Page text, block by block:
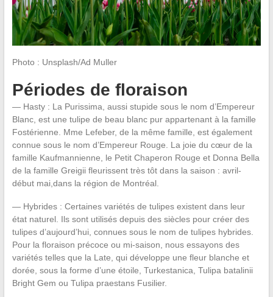
Photo : Unsplash/Ad Muller
Périodes de floraison
— Hasty : La Purissima, aussi stupide sous le nom d’Empereur
Blanc, est une tulipe de beau blanc pur appartenant à la famille
Fostérienne. Mme Lefeber, de la même famille, est également
connue sous le nom d’Empereur Rouge. La joie du cœur de la
famille Kaufmannienne, le Petit Chaperon Rouge et Donna Bella
de la famille Greigii fleurissent très tôt dans la saison : avril-
début mai,dans la région de Montréal.
— Hybrides : Certaines variétés de tulipes existent dans leur
état naturel. Ils sont utilisés depuis des siècles pour créer des
tulipes d’aujourd’hui, connues sous le nom de tulipes hybrides.
Pour la floraison précoce ou mi-saison, nous essayons des
variétés telles que la Late, qui développe une fleur blanche et
dorée, sous la forme d’une étoile, Turkestanica, Tulipa batalinii
Bright Gem ou Tulipa praestans Fusilier.